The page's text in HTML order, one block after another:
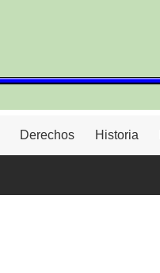
Derechos Historia